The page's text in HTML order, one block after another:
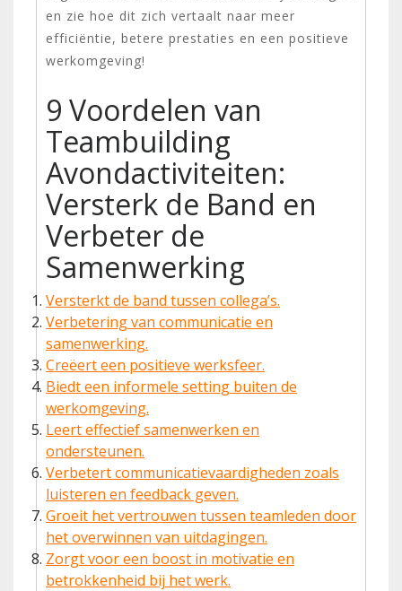
en zie hoe dit zich vertaalt naar meer
efficiëntie, betere prestaties en een positieve
werkomgeving!
9 Voordelen van
Teambuilding
Avondactiviteiten:
Versterk de Band en
Verbeter de
Samenwerking
Versterkt de band tussen collega’s.
Verbetering van communicatie en
samenwerking.
Creëert een positieve werksfeer.
Biedt een informele setting buiten de
werkomgeving.
Leert effectief samenwerken en
ondersteunen.
Verbetert communicatievaardigheden zoals
luisteren en feedback geven.
Groeit het vertrouwen tussen teamleden door
het overwinnen van uitdagingen.
Zorgt voor een boost in motivatie en
betrokkenheid bij het werk.